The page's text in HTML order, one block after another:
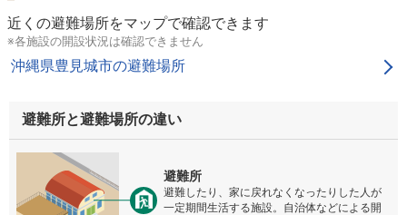
近くの避難場所をマップで確認できます
※各施設の開設状況は確認できません
沖縄県豊見城市の避難場所
避難所と避難場所の違い
避難所
避難したり、家に戻れなくなったりした人が
一定期間生活する施設。自治体などによる開